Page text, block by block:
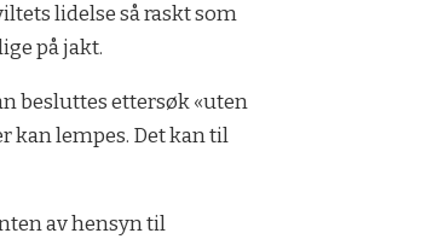
lidelse så raskt som
på jakt.
besluttes ettersøk «uten
kan lempes. Det kan til
av hensyn til